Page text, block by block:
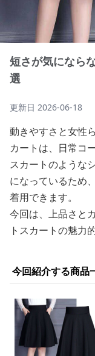
短さが気になら
選
更新日 2026-06-18
動きやすさと女性
カートは、日常コ
スカートのような
になっているため
着用できます。
今回は、上品さと
トスカートの魅力
今回紹介する商品